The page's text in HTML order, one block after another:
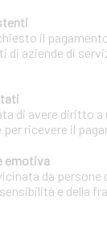
il
di aziende di
di avere diritto
per ricevere il
emotiva
da
e della